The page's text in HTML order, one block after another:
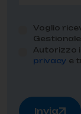
Voglio
Gestionale
Autorizzo
privacy e
Invia